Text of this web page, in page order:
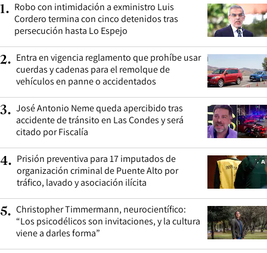
1. Robo con intimidación a exministro Luis
Cordero termina con cinco detenidos tras
persecución hasta Lo Espejo
2. Entra en vigencia reglamento que prohíbe usar
cuerdas y cadenas para el remolque de
vehículos en panne o accidentados
3. José Antonio Neme queda apercibido tras
accidente de tránsito en Las Condes y será
citado por Fiscalía
4. Prisión preventiva para 17 imputados de
organización criminal de Puente Alto por
tráfico, lavado y asociación ilícita
5. Christopher Timmermann, neurocientífico:
“Los psicodélicos son invitaciones, y la cultura
viene a darles forma”